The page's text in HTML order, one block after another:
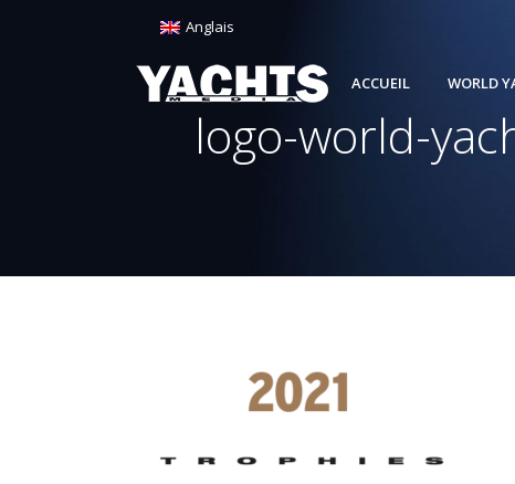
Anglais
ACCUEIL WORLD
logo-world-